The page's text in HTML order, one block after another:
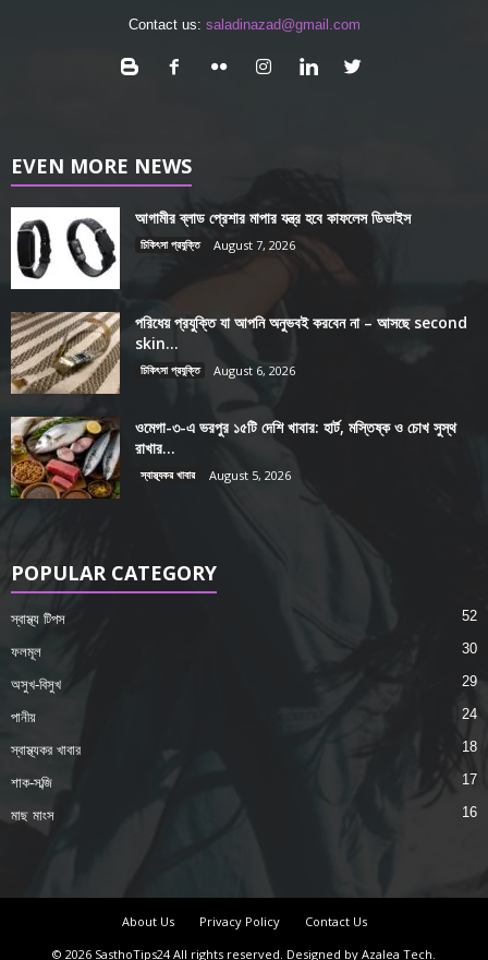
Contact us: saladinazad@gmail.com
EVEN MORE NEWS
আগামীর ব্লাড প্রেশার মাপার যন্ত্র হবে কাফলেস ডিভাইস
চিকিৎসা প্রযুক্তি August 7, 2026
পরিধেয় প্রযুক্তি যা আপনি অনুভবই করবেন না – আসছে second
skin...
চিকিৎসা প্রযুক্তি August 6, 2026
ওমেগা-৩-এ ভরপুর ১৫টি দেশি খাবার: হার্ট, মস্তিষ্ক ও চোখ সুস্থ
রাখার...
স্বাস্থ্যকর খাবার August 5, 2026
POPULAR CATEGORY
স্বাস্থ্য টিপস 52
ফলমূল 30
অসুখ-বিসুখ 29
পানীয় 24
স্বাস্থ্যকর খাবার 18
শাক-সব্জি 17
মাছ মাংস 16
About Us Privacy Policy
Contact Us
© 2026 SasthoTips24 All rights reserved. Designed by Azalea Tech.